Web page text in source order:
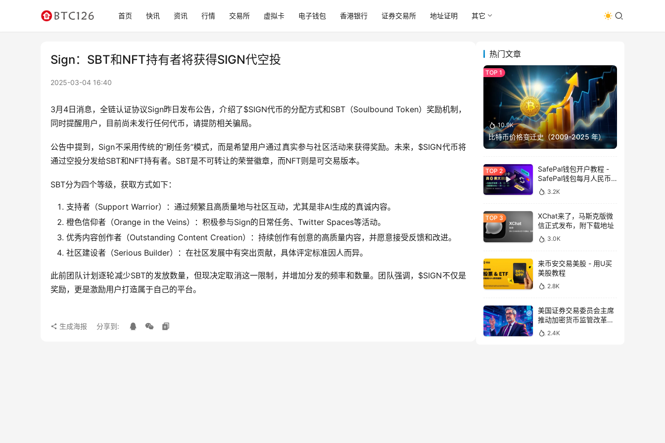
首页 快讯 资讯 行情 交易所 虚拟卡 电子钱包 香港银行 证券交易所 地址证明 其它
Sign：SBT和NFT持有者将获得SIGN代空投
2025-03-04 16:40
3月4日消息，全链认证协议Sign昨日发布公告，介绍了$SIGN代币的分配方式和SBT（Soulbound Token）奖励机制，
同时提醒用户，目前尚未发行任何代币，请提防相关骗局。
公告中提到，Sign不采用传统的“刷任务”模式，而是希望用户通过真实参与社区活动来获得奖励。未来，$SIGN代币将
通过空投分发给SBT和NFT持有者。SBT是不可转让的荣誉徽章，而NFT则是可交易版本。
SBT分为四个等级，获取方式如下：
支持者（Support Warrior）：通过频繁且高质量地与社区互动，尤其是非AI生成的真诚内容。
橙色信仰者（Orange in the Veins）：积极参与Sign的日常任务、Twitter Spaces等活动。
优秀内容创作者（Outstanding Content Creation）：持续创作有创意的高质量内容，并愿意接受反馈和改进。
社区建设者（Serious Builder）：在社区发展中有突出贡献，具体评定标准因人而异。
此前团队计划逐轮减少SBT的发放数量，但现决定取消这一限制，并增加分发的频率和数量。团队强调，$SIGN不仅是
奖励，更是激励用户打造属于自己的平台。
生成海报 分享到:
热门文章
10.9K
比特币价格变迁史（2009-2025 年）
SafePal钱包开户教程 -
SafePal钱包每月人民币
消费前666U享受汇损补
贴
3.2K
XChat来了，马斯克版微
信正式发布，附下载地址
3.0K
来币安交易美股 - 用U买
美股教程
2.8K
美国证券交易委员会主席
推动加密货币监管改革，
力求未来验证
2.4K